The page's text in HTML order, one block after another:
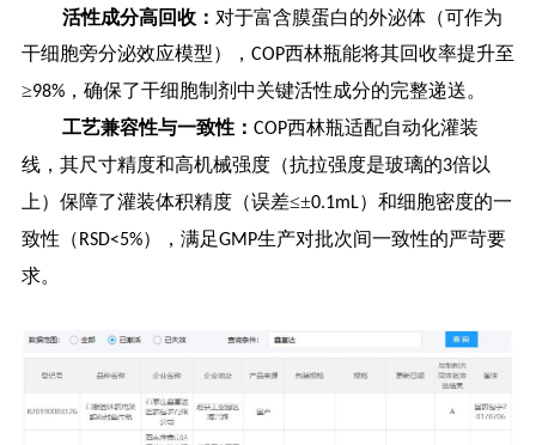
活性成分高回收： 对于富含膜蛋白的外泌体（可作为
干细胞旁分泌效应模型）， COP西林瓶能将其回收率提升至
≥98%，确保了干细胞制剂中关键活性成分的完整递送。
工艺兼容性与一致性： COP西林瓶适配自动化灌装
线，其尺寸精度和高机械强度（抗拉强度是玻璃的3倍以
上）保障了灌装体积精度（误差≤±0.1mL）和细胞密度的一
致性（ RSD<5%），满足GMP生产对批次间一致性的严苛要
求。